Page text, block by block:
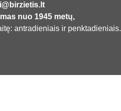
nuo 1945 metų,
antradieniais ir penktadieniais.